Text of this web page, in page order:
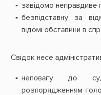
завідомо неправдиве
безпідставну за
відомі обставини в
Свідок несе
неповагу до
розпорядженням